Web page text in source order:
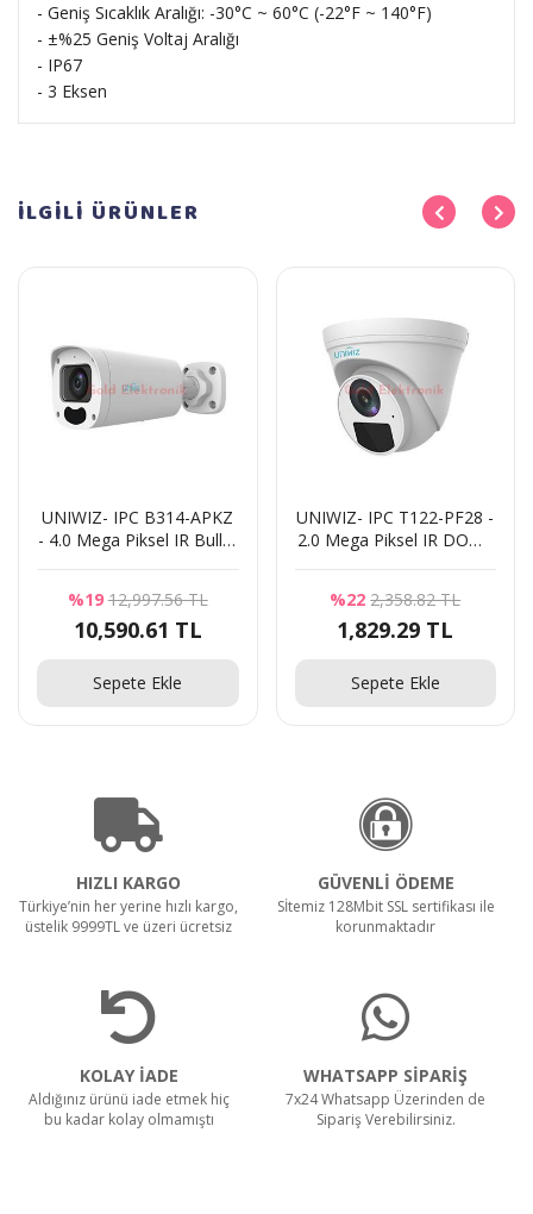
- Geniş Sıcaklık Aralığı: -30°C ~ 60°C (-22°F ~ 140°F)
- ±%25 Geniş Voltaj Aralığı
- IP67
- 3 Eksen
İLGİLİ ÜRÜNLER
UNIWIZ- IPC B314-APKZ
- 4.0 Mega Piksel IR Bullet
%19 12,997.56 TL
10,590.61 TL
Sepete Ekle
UNIWIZ- IPC T122-PF28 -
2.0 Mega Piksel IR DOME
%22 2,358.82 TL
1,829.29 TL
Sepete Ekle
HIZLI KARGO
Türkiye’nin her yerine hızlı kargo,
üstelik 9999TL ve üzeri ücretsiz
GÜVENLİ ÖDEME
Sİtemiz 128Mbit SSL sertifikası ile
korunmaktadır
KOLAY İADE
Aldığınız ürünü iade etmek hiç
bu kadar kolay olmamıştı
WHATSAPP SİPARİŞ
7x24 Whatsapp Üzerinden de
Sipariş Verebilirsiniz.